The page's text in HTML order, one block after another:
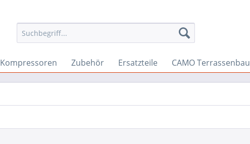
Kompressoren Zubehör Ersatzteile CAMO Terrassenbau